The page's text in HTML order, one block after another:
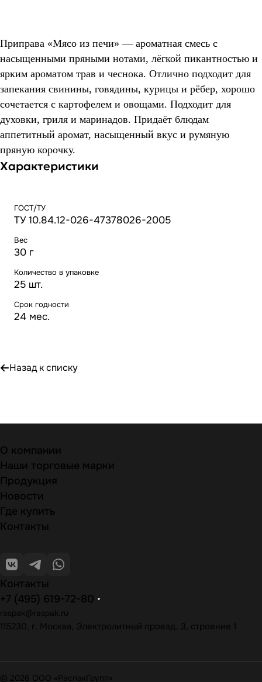
Приправа «Мясо из печи» — ароматная смесь с
насыщенными пряными нотами, лёгкой пикантностью и
ярким ароматом трав и чеснока. Отлично подходит для
запекания свинины, говядины, курицы и рёбер, хорошо
сочетается с картофелем и овощами. Подходит для
духовки, гриля и маринадов. Придаёт блюдам
аппетитный аромат, насыщенный вкус и румяную
пряную корочку.
Характеристики
ГОСТ/ТУ
ТУ 10.84.12-026-47378026-2005
Вес
30 г
Количество в упаковке
25 шт.
Срок годности
24 мес.
Назад к списку
О компании
Наши торговые марки
Продукция
Новости
Где купить
Контакты
Контакты
+7 (495) 619-72-80
raspak@raspak.ru
115230, г. Москва, Электролитный проезд, 3, строение 1
© 2026 ООО «РаспакГрупп»